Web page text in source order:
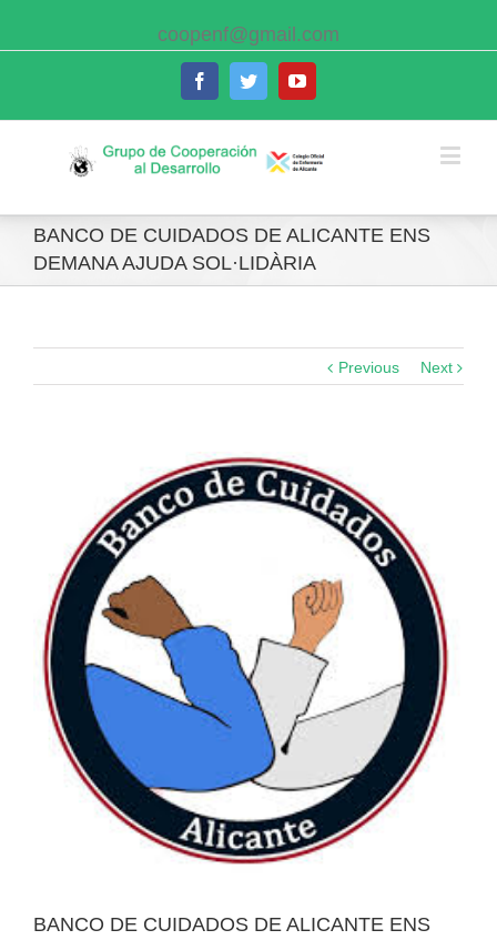
coopenf@gmail.com
FacebookTwitterYoutube
BANCO DE CUIDADOS DE ALICANTE ENS
DEMANA AJUDA SOL·LIDÀRIA
Previous Next
BANCO DE CUIDADOS DE ALICANTE ENS